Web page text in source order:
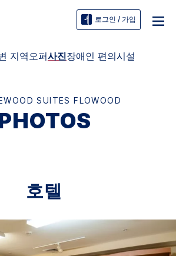
로그인 / 가입
지역오퍼사진장애인 편의시설
SUITES FLOWOOD
호텔